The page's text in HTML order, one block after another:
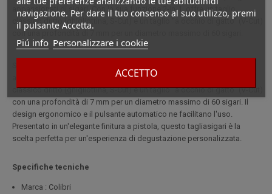
navigazione. Per dare il tuo consenso al suo utilizzo, premi
il pulsante Accetta.
Piú info Personalizzare i cookie
ACCETTO
appassionati di sigari. Con la sua funzione 2-in-1, offre un taglio
classico dritto (ghigliottina, S-Cut) e un taglio "a occhio di gatto" (V-Cut)
con una profondità di 7 mm per un diametro massimo di 60 sigari.
appassionati di sigari. Con la sua funzione 2-in-1, offre un taglio
classico dritto (ghigliottina, S-Cut) e un taglio "a occhio di gatto" (V-Cut)
con una profondità di 7 mm per un diametro massimo di 60 sigari. Il
design ergonomico e il pulsante automatico ne facilitano l'uso.
Presentato in un'elegante finitura a pistola, questo tagliasigari è la
scelta perfetta per un'esperienza di degustazione personalizzata.
Specifiche tecniche
Marca : Colibri